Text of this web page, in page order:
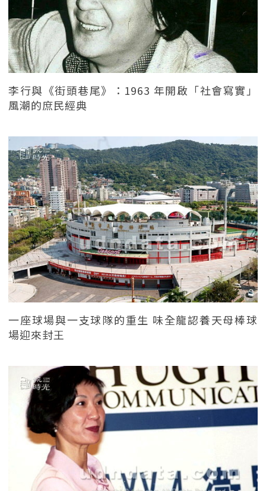
李行與《街頭巷尾》：1963 年開啟「社會寫實」
風潮的庶民經典
一座球場與一支球隊的重生 味全龍認養天母棒球
場迎來封王